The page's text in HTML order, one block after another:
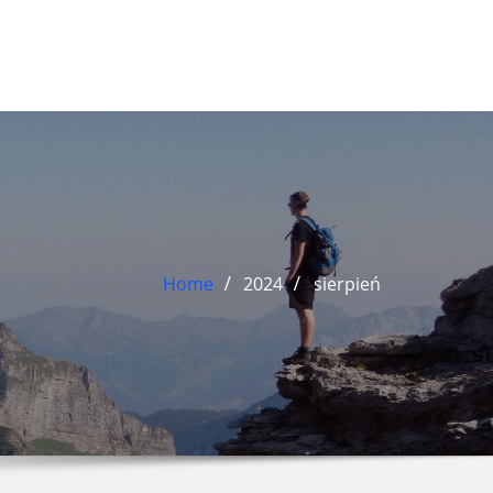
Home 2024 sierpień